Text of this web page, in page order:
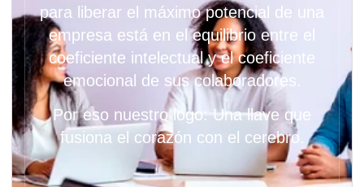
para liberar el máximo potencial de una
empresa está en el equilibrio entre el
coeficiente intelectual y el coeficiente
emocional de sus colaboradores.
Por eso nuestro logo: Una llave que
fusiona el corazón con el cerebro.